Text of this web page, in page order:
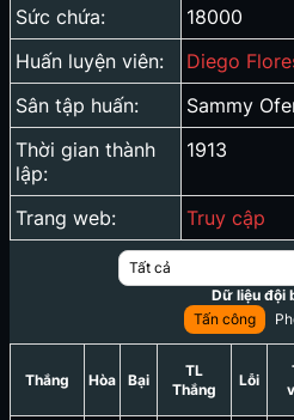
Sức chứa:
18000
Huấn luyện viên:
Diego
Sân tập huấn:
Sammy
Thời gian thành
lập:
1913
Trang web: Truy cập
Tất cả
Dữ liệu đội
Tấn công
Thắng Hòa Bại
TL
Thắng
Lỗi